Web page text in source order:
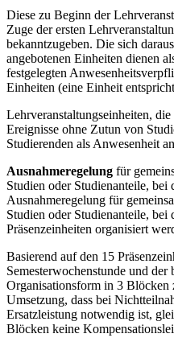
Diese zu Beginn der
Zuge der ersten
bekanntzugeben. Die sich
angebotenen Einheiten dienen
festgelegten
Einheiten (eine Einheit
Lehrveranstaltungseinheiten,
Ereignisse ohne Zutun von
Studierenden als Anwesenheit
Ausnahmeregelung für
Studien oder Studienanteile,
Ausnahmeregelung für
Studien oder Studienanteile,
Präsenzeinheiten organisiert
Basierend auf den 15
Semesterwochenstunde und der
Organisationsform in 3 Blöcken
Umsetzung, dass bei
Ersatzleistung notwendig ist,
Blöcken keine